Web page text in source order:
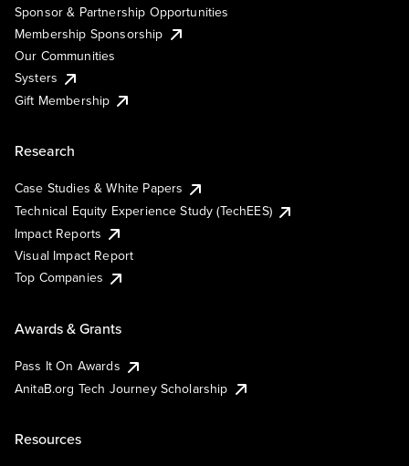
Sponsor & Partnership Opportunities
Membership Sponsorship
Our Communities
Systers
Gift Membership
Research
Case Studies & White Papers
Technical Equity Experience Study (TechEES)
Impact Reports
Visual Impact Report
Top Companies
Awards & Grants
Pass It On Awards
AnitaB.org Tech Journey Scholarship
Resources